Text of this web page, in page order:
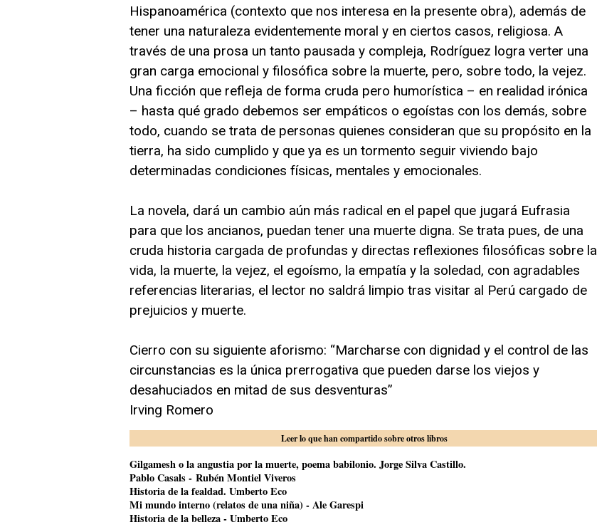
Hispanoamérica (contexto que nos interesa en la presente obra), además de
tener una naturaleza evidentemente moral y en ciertos casos, religiosa. A
través de una prosa un tanto pausada y compleja, Rodríguez logra verter una
gran carga emocional y filosófica sobre la muerte, pero, sobre todo, la vejez.
Una ficción que refleja de forma cruda pero humorística – en realidad irónica
– hasta qué grado debemos ser empáticos o egoístas con los demás, sobre
todo, cuando se trata de personas quienes consideran que su propósito en la
tierra, ha sido cumplido y que ya es un tormento seguir viviendo bajo
determinadas condiciones físicas, mentales y emocionales.
La novela, dará un cambio aún más radical en el papel que jugará Eufrasia
para que los ancianos, puedan tener una muerte digna. Se trata pues, de una
cruda historia cargada de profundas y directas reflexiones filosóficas sobre la
vida, la muerte, la vejez, el egoísmo, la empatía y la soledad, con agradables
referencias literarias, el lector no saldrá limpio tras visitar al Perú cargado de
prejuicios y muerte.
Cierro con su siguiente aforismo: “Marcharse con dignidad y el control de las
circunstancias es la única prerrogativa que pueden darse los viejos y
desahuciados en mitad de sus desventuras”
Irving Romero
Leer lo que han compartido sobre otros libros
Gilgamesh o la angustia por la muerte, poema babilonio. Jorge Silva Castillo.
Pablo Casals - Rubén Montiel Viveros
Historia de la fealdad. Umberto Eco
Mi mundo interno (relatos de una niña) - Ale Garespi
Historia de la belleza - Umberto Eco